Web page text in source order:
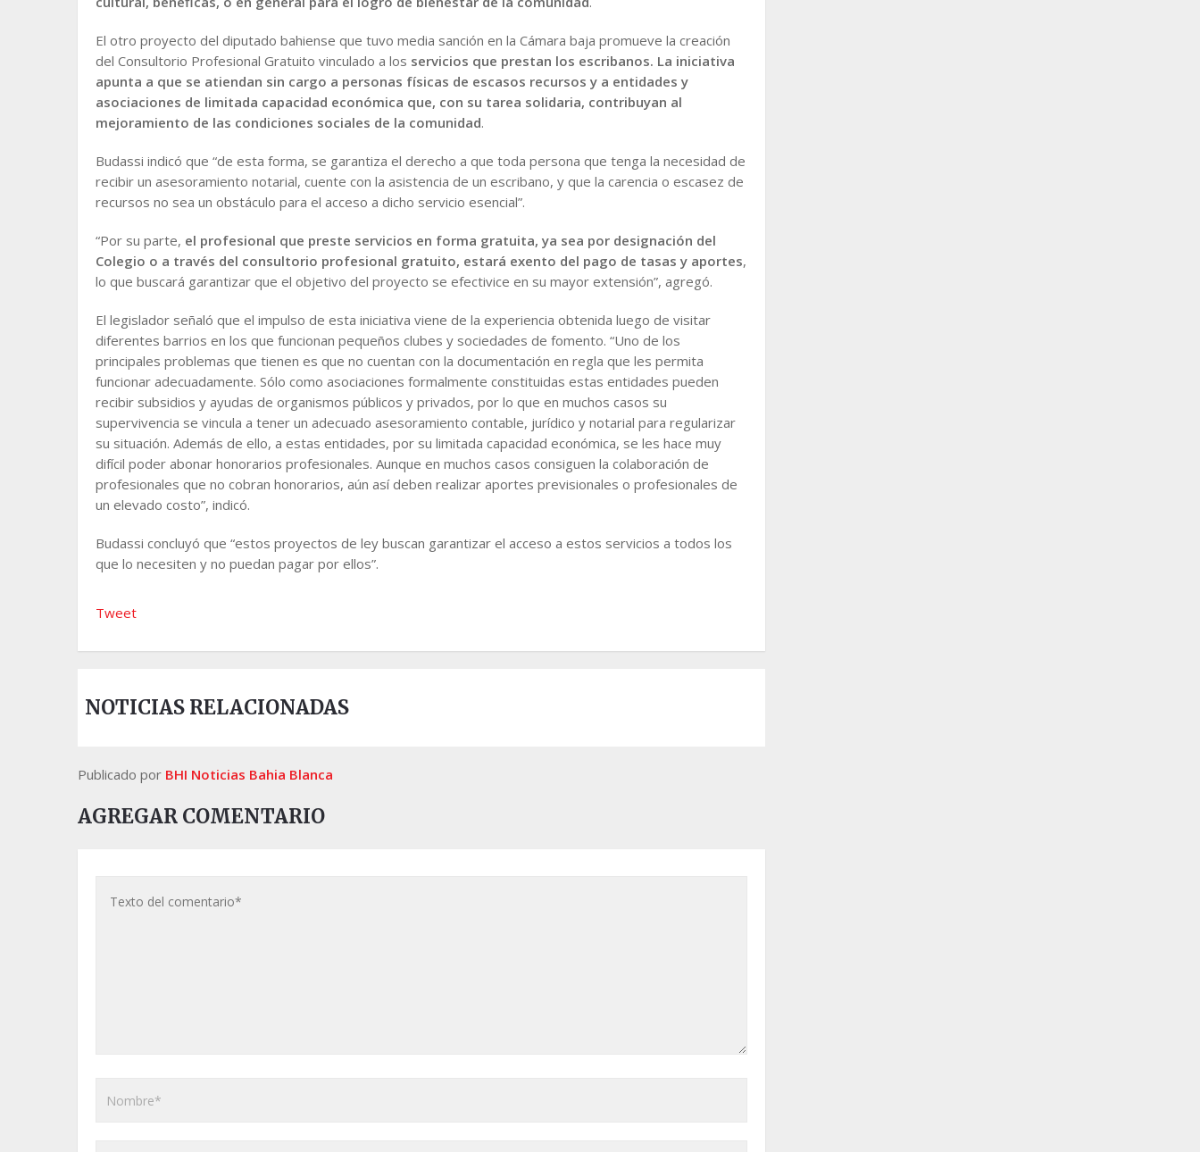
El otro proyecto del diputado bahiense que tuvo media sanción en la Cámara baja promueve la creación
del Consultorio Profesional Gratuito vinculado a los servicios que prestan los escribanos. La iniciativa
apunta a que se atiendan sin cargo a personas físicas de escasos recursos y a entidades y
asociaciones de limitada capacidad económica que, con su tarea solidaria, contribuyan al
mejoramiento de las condiciones sociales de la comunidad.
Budassi indicó que “de esta forma, se garantiza el derecho a que toda persona que tenga la necesidad de
recibir un asesoramiento notarial, cuente con la asistencia de un escribano, y que la carencia o escasez de
recursos no sea un obstáculo para el acceso a dicho servicio esencial”.
“Por su parte, el profesional que preste servicios en forma gratuita, ya sea por designación del
Colegio o a través del consultorio profesional gratuito, estará exento del pago de tasas y aportes,
lo que buscará garantizar que el objetivo del proyecto se efectivice en su mayor extensión”, agregó.
El legislador señaló que el impulso de esta iniciativa viene de la experiencia obtenida luego de visitar
diferentes barrios en los que funcionan pequeños clubes y sociedades de fomento. “Uno de los
principales problemas que tienen es que no cuentan con la documentación en regla que les permita
funcionar adecuadamente. Sólo como asociaciones formalmente constituidas estas entidades pueden
recibir subsidios y ayudas de organismos públicos y privados, por lo que en muchos casos su
supervivencia se vincula a tener un adecuado asesoramiento contable, jurídico y notarial para regularizar
su situación. Además de ello, a estas entidades, por su limitada capacidad económica, se les hace muy
difícil poder abonar honorarios profesionales. Aunque en muchos casos consiguen la colaboración de
profesionales que no cobran honorarios, aún así deben realizar aportes previsionales o profesionales de
un elevado costo”, indicó.
Budassi concluyó que “estos proyectos de ley buscan garantizar el acceso a estos servicios a todos los
que lo necesiten y no puedan pagar por ellos”.
Tweet
NOTICIAS RELACIONADAS
Publicado por BHI Noticias Bahia Blanca
AGREGAR COMENTARIO